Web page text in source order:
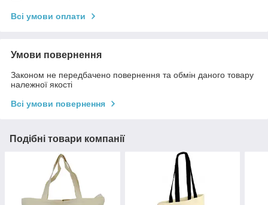
Всі умови оплати
Умови повернення
Законом не передбачено повернення та обмін даного товару
належної якості
Всі умови повернення
Подібні товари компанії